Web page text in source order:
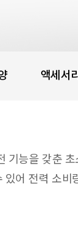
액세서리
능을 갖춘 초
있어 전력 소